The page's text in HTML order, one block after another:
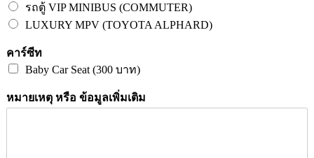
รถตู้ VIP MINIBUS (COMMUTER)
LUXURY MPV (TOYOTA ALPHARD)
คาร์ซีท
Baby Car Seat (300 บาท)
หมายเหตุ หรือ ข้อมูลเพิ่มเติม